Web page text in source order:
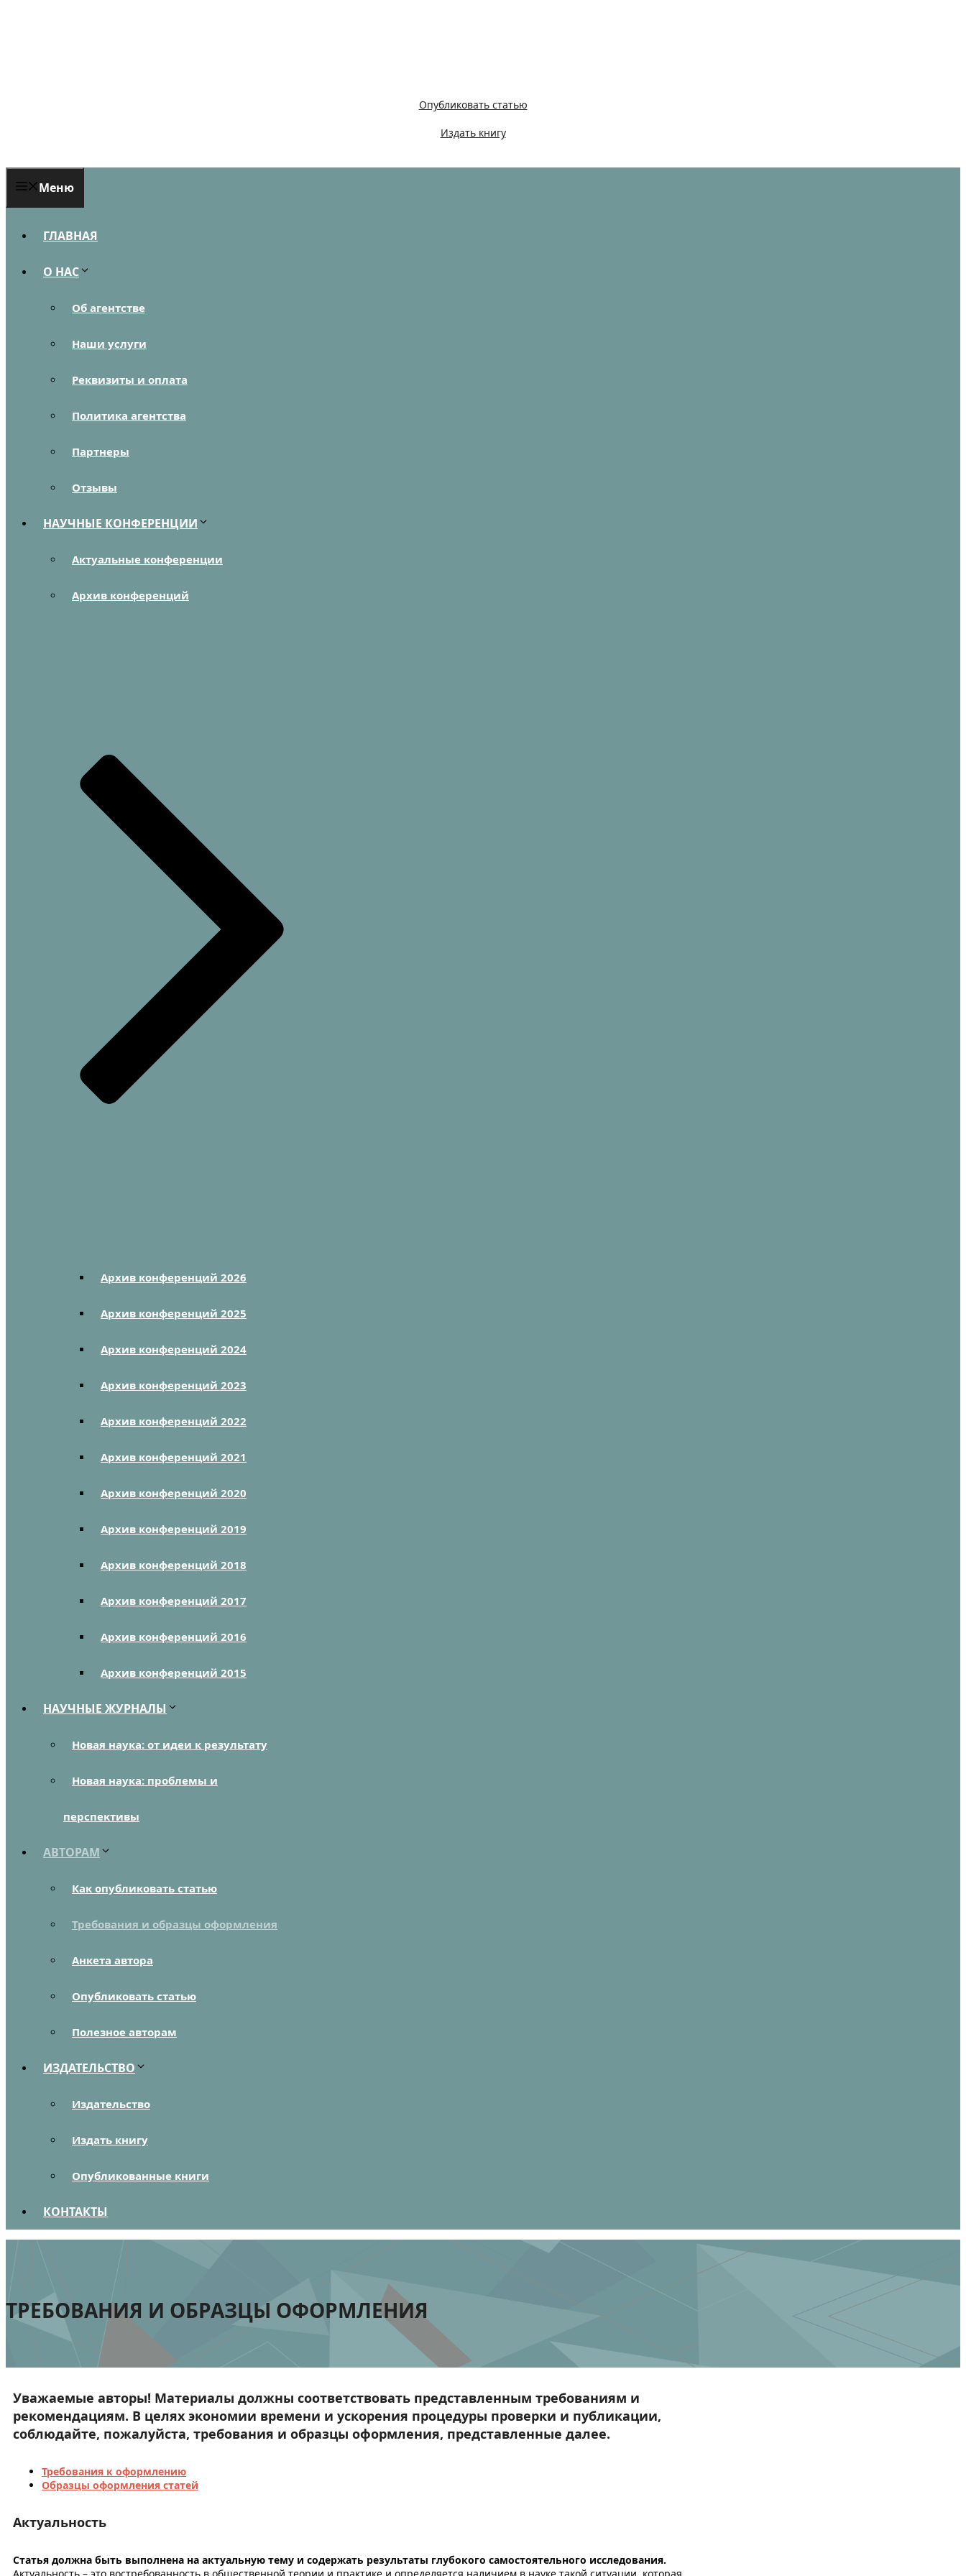
Опубликовать статью
Издать книгу
Меню
ГЛАВНАЯ
О НАС
Об агентстве
Наши услуги
Реквизиты и оплата
Политика агентства
Партнеры
Отзывы
НАУЧНЫЕ КОНФЕРЕНЦИИ
Актуальные конференции
Архив конференций
Архив конференций 2026
Архив конференций 2025
Архив конференций 2024
Архив конференций 2023
Архив конференций 2022
Архив конференций 2021
Архив конференций 2020
Архив конференций 2019
Архив конференций 2018
Архив конференций 2017
Архив конференций 2016
Архив конференций 2015
НАУЧНЫЕ ЖУРНАЛЫ
Новая наука: от идеи к результату
Новая наука: проблемы и
перспективы
АВТОРАМ
Как опубликовать статью
Требования и образцы оформления
Анкета автора
Опубликовать статью
Полезное авторам
ИЗДАТЕЛЬСТВО
Издательство
Издать книгу
Опубликованные книги
КОНТАКТЫ
ТРЕБОВАНИЯ И ОБРАЗЦЫ ОФОРМЛЕНИЯ
Уважаемые авторы! Материалы должны соответствовать представленным требованиям и
рекомендациям. В целях экономии времени и ускорения процедуры проверки и публикации,
соблюдайте, пожалуйста, требования и образцы оформления, представленные далее.
Требования к оформлению
Образцы оформления статей
Актуальность
Статья должна быть выполнена на актуальную тему и содержать результаты глубокого самостоятельного исследования.